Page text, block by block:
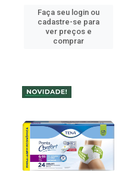
Faça seu login ou
cadastre-se para
ver preços e
comprar